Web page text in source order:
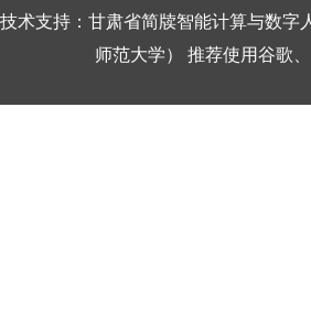
技术支持：甘肃省简牍智能计算与数字
师范大学） 推荐使用谷歌